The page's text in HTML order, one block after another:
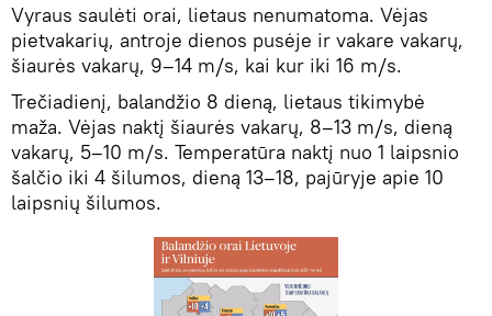
Vyraus saulėti orai, lietaus nenumatoma. Vėjas
pietvakarių, antroje dienos pusėje ir vakare vakarų,
šiaurės vakarų, 9–14 m/s, kai kur iki 16 m/s.
Trečiadienį, balandžio 8 dieną, lietaus tikimybė
maža. Vėjas naktį šiaurės vakarų, 8–13 m/s, dieną
vakarų, 5–10 m/s. Temperatūra naktį nuo 1 laipsnio
šalčio iki 4 šilumos, dieną 13–18, pajūryje apie 10
laipsnių šilumos.